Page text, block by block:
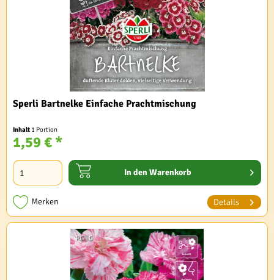
Sperli Bartnelke Einfache Prachtmischung
Inhalt 1 Portion
1,59 € *
In den Warenkorb
Merken Details